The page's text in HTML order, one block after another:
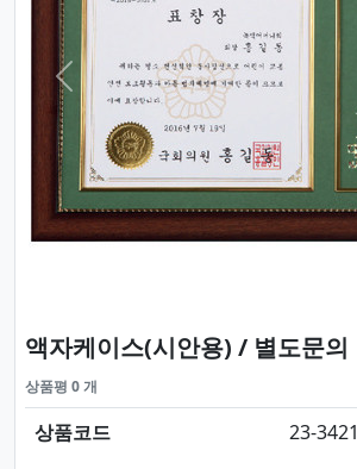
Previous
액자케이스(시안용) / 별도문의
상품평 0 개
상품코드
23-3421